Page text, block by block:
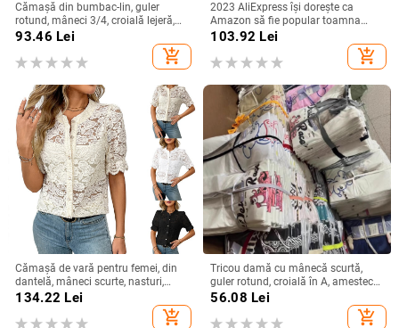
Cămașă din bumbac-lin, guler
rotund, mâneci 3/4, croială lejeră,
stil urban de relaxare
93.46 Lei
add_shopping_cart
2023 AliExpress își dorește ca
Amazon să fie popular toamna
anului 2023, cămașă simplă cu
mânecă lungă și decolteu în V
pentru femei, cămașă pentru femei
103.92 Lei
add_shopping_cart
Cămașă de vară pentru femei, din
dantelă, mâneci scurte, nasturi,
imprimeu floral, croială lejeră, guler
rotund, din bumbac-poliester
134.22 Lei
add_shopping_cart
Tricou damă cu mânecă scurtă,
guler rotund, croială în A, amestec
poliester-spandex, imprimat și
56.08 Lei
add_shopping_cart